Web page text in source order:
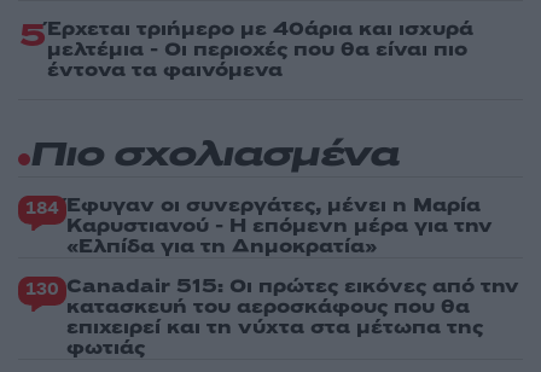
5Έρχεται τριήμερο με 40άρια και ισχυρά
μελτέμια - Οι περιοχές που θα είναι πιο
έντονα τα φαινόμενα
Πιο σχολιασμένα
184 Έφυγαν οι συνεργάτες, μένει η Μαρία
Καρυστιανού - Η επόμενη μέρα για την
«Ελπίδα για τη Δημοκρατία»
130 Canadair 515: Οι πρώτες εικόνες από την
κατασκευή του αεροσκάφους που θα
επιχειρεί και τη νύχτα στα μέτωπα της
φωτιάς